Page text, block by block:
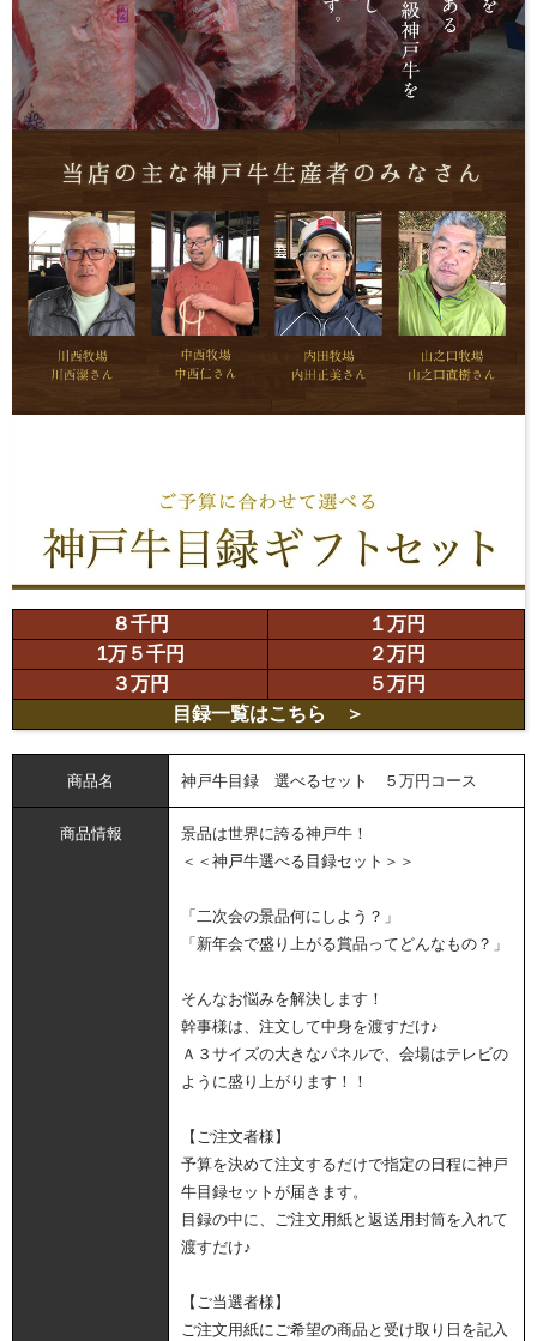
８千円
１万円
1万５千円
２万円
３万円
５万円
目録一覧はこちら ＞
商品名 神戸牛目録 選べるセット ５万円コース
商品情報
景品は世界に誇る神戸牛！
＜＜神戸牛選べる目録セット＞＞
「二次会の景品何にしよう？」
「新年会で盛り上がる賞品ってどんなもの？」
そんなお悩みを解決します！
幹事様は、注文して中身を渡すだけ♪
Ａ３サイズの大きなパネルで、会場はテレビの
ように盛り上がります！！
【ご注文者様】
予算を決めて注文するだけで指定の日程に神戸
牛目録セットが届きます。
目録の中に、ご注文用紙と返送用封筒を入れて
渡すだけ♪
【ご当選者様】
ご注文用紙にご希望の商品と受け取り日を記入